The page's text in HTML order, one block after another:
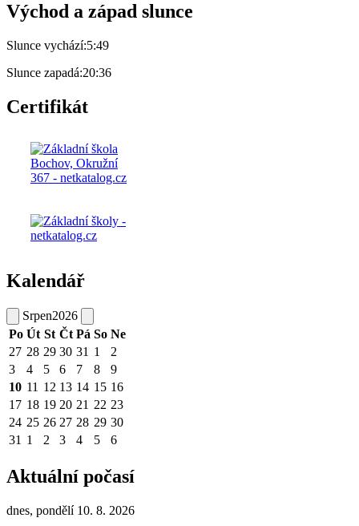
Východ a západ slunce
Slunce vychází:5:49
Slunce zapadá:20:36
Certifikát
Kalendář
Srpen2026
Po Út St Čt Pá So Ne
27 28 29 30 31 1
2
3
4 5 6 7 8
9
10 11 12 13 14 15 16
17 18 19 20 21 22 23
24 25 26 27 28 29 30
31 1 2 3 4 5 6
Aktuální počasí
dnes, pondělí 10. 8. 2026